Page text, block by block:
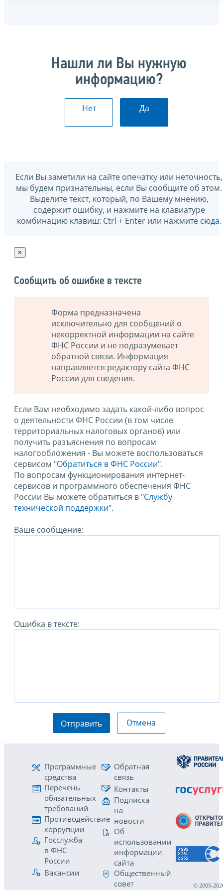
Нашли ли Вы нужную
информацию?
Нет Да
Если Вы заметили на сайте опечатку или неточность,
мы будем признательны, если Вы сообщите об этом.
Выделите текст, который, по Вашему мнению,
содержит ошибку, и нажмите на клавиатуре
комбинацию клавиш: Ctrl + Enter или нажмите сюда.
×
Сообщить об ошибке в тексте
Форма предназначена
исключительно для сообщений о
некорректной информации на сайте
ФНС России и не подразумевает
обратной связи. Информация
направляется редактору сайта ФНС
России для сведения.
Если Вам необходимо задать какой-либо вопрос
о деятельности ФНС России (в том числе
территориальных налоговых органов) или
получить разъяснения по вопросам
налогообложения - Вы можете воспользоваться
сервисом "Обратиться в ФНС России".
По вопросам функционирования интернет-
сервисов и программного обеспечения ФНС
России Вы можете обратиться в "Службу
технической поддержки".
Ваше сообщение:
Ошибка в тексте:
Отправить Отмена
Программные
средства
Перечень
обязательных
требований
Противодействие
коррупции
Госслужба
в ФНС
России
Вакансии
Обратная
связь
Контакты
Подписка
на
новости
Об
использовании
информации
сайта
Общественный
совет
© 2005-